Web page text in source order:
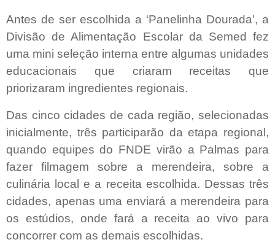
Antes de ser escolhida a ‘Panelinha Dourada’, a
Divisão de Alimentação Escolar da Semed fez
uma mini seleção interna entre algumas unidades
educacionais que criaram receitas que
priorizaram ingredientes regionais.
Das cinco cidades de cada região, selecionadas
inicialmente, três participarão da etapa regional,
quando equipes do FNDE virão a Palmas para
fazer filmagem sobre a merendeira, sobre a
culinária local e a receita escolhida. Dessas três
cidades, apenas uma enviará a merendeira para
os estúdios, onde fará a receita ao vivo para
concorrer com as demais escolhidas.